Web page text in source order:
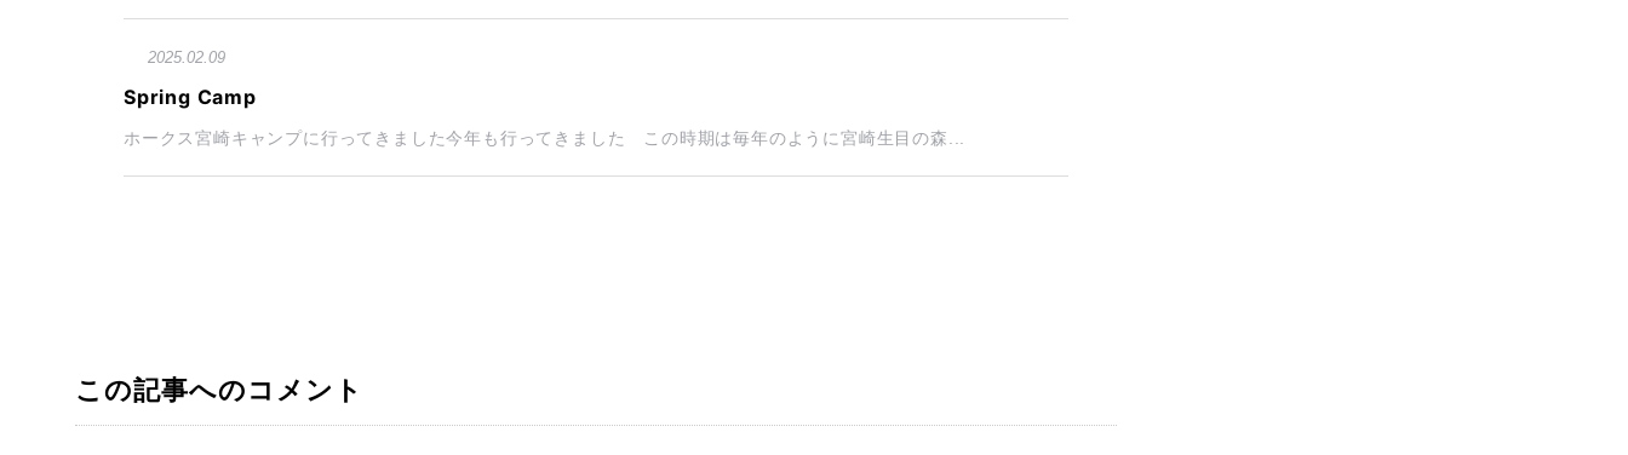
2025.02.09
Spring Camp
ホークス宮崎キャンプに行ってきました今年も行ってきました この時期は毎年のように宮崎生目の森...
この記事へのコメント